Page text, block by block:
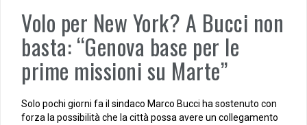
Volo per New York? A Bucci non
basta: “Genova base per le
prime missioni su Marte”
Solo pochi giorni fa il sindaco Marco Bucci ha sostenuto con
forza la possibilità che la città possa avere un collegamento